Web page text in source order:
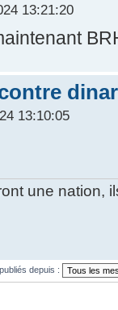
13:21:20
13:10:05
une nation,
depuis :